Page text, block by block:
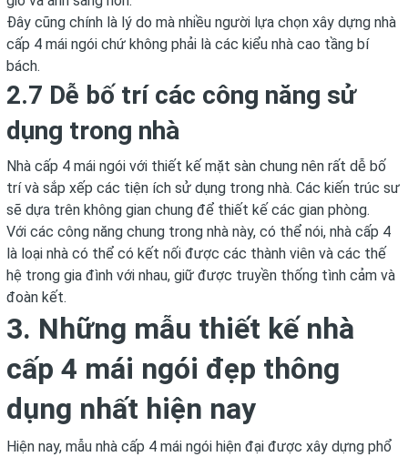
Đây cũng chính là lý do mà nhiều người lựa chọn xây dựng nhà
cấp 4 mái ngói chứ không phải là các kiểu nhà cao tầng bí
bách.
2.7 Dễ bố trí các công năng sử
dụng trong nhà
Nhà cấp 4 mái ngói với thiết kế mặt sàn chung nên rất dễ bố
trí và sắp xếp các tiện ích sử dụng trong nhà. Các kiến trúc sư
sẽ dựa trên không gian chung để thiết kế các gian phòng.
Với các công năng chung trong nhà này, có thể nói, nhà cấp 4
là loại nhà có thể có kết nối được các thành viên và các thế
hệ trong gia đình với nhau, giữ được truyền thống tình cảm và
đoàn kết.
3. Những mẫu thiết kế nhà
cấp 4 mái ngói đẹp thông
dụng nhất hiện nay
Hiện nay, mẫu nhà cấp 4 mái ngói hiện đại được xây dựng phổ